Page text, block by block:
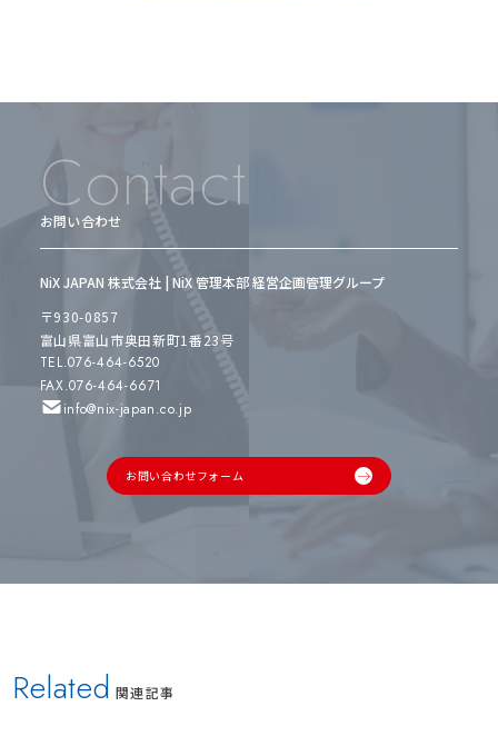
Contact
お問い合わせ
NiX JAPAN 株式会社 | NiX 管理本部 経営企画管理グループ
〒930-0857
富山県富山市奥田新町1番23号
TEL.076-464-6520
FAX.076-464-6671
info@nix-japan.co.jp
お問い合わせフォーム
Related 関連記事